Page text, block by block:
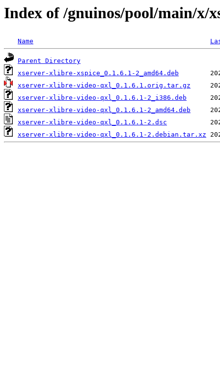
Index of /gnuinos/pool/main/x/
Name
Parent Directory
xserver-xlibre-xspice_0.1.6.1-2_amd64.deb
xserver-xlibre-video-qxl_0.1.6.1.orig.tar.gz
xserver-xlibre-video-qxl_0.1.6.1-2_i386.deb
xserver-xlibre-video-qxl_0.1.6.1-2_amd64.deb
xserver-xlibre-video-qxl_0.1.6.1-2.dsc
xserver-xlibre-video-qxl_0.1.6.1-2.debian.tar.xz